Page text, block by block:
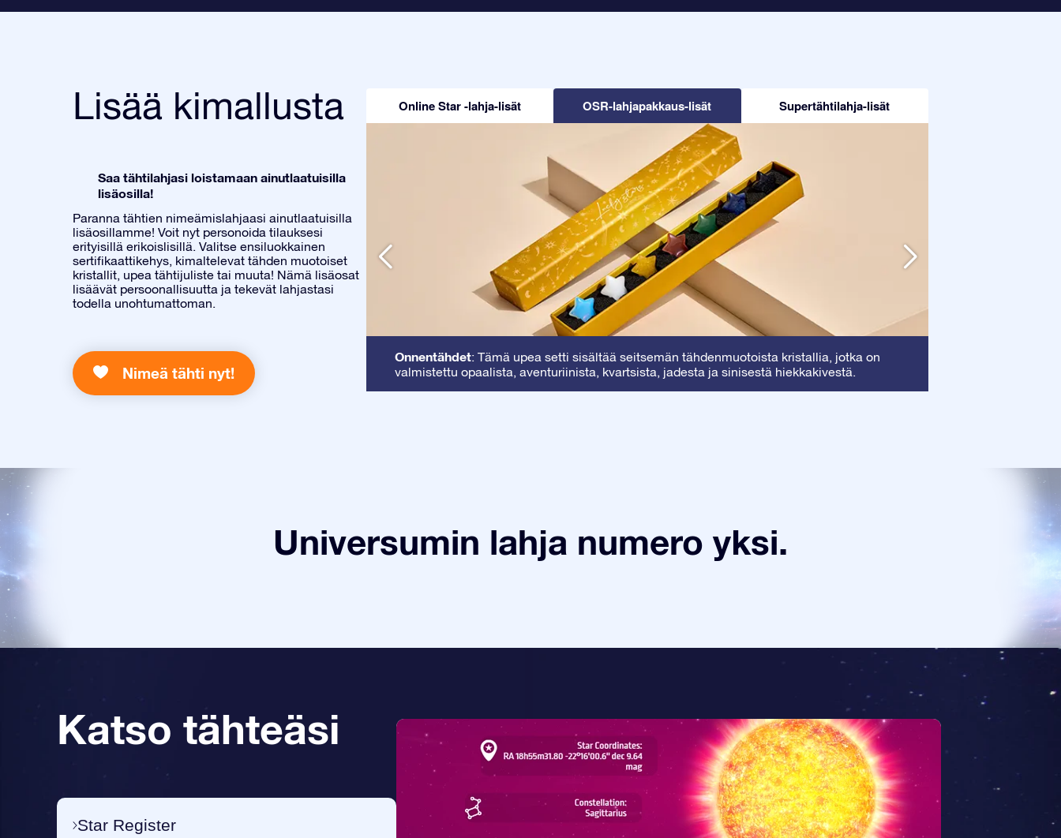
Lisää kimallusta
Saa tähtilahjasi loistamaan ainutlaatuisilla
lisäosilla!
Paranna tähtien nimeämislahjaasi ainutlaatuisilla
lisäosillamme! Voit nyt personoida tilauksesi
erityisillä erikoislisillä. Valitse ensiluokkainen
sertifikaattikehys, kimaltelevat tähden muotoiset
kristallit, upea tähtijuliste tai muuta! Nämä lisäosat
lisäävät persoonallisuutta ja tekevät lahjastasi
todella unohtumattoman.
Nimeä tähti nyt!
Online Star -lahja-lisät OSR-lahjapakkaus-lisät Supertähtilahja-lisät
Onnentähdet: Tämä upea setti sisältää seitsemän tähdenmuotoista kristallia, jotka on
valmistettu opaalista, aventuriinista, kvartsista, jadesta ja sinisestä hiekkakivestä.
Universumin lahja numero yksi.
Katso tähteäsi
Star Register